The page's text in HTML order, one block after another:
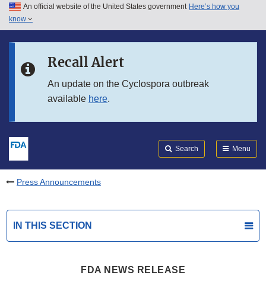
Skip to main content
Skip to in this section menu
An official website of the United States government Here’s how you
know
Recall Alert
An update on the Cyclospora outbreak
available here.
Search Menu
Press Announcements
IN THIS SECTION
FDA NEWS RELEASE